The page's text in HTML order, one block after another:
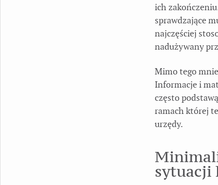
ich
sprawdzające
najczęściej
nadużywany
Mimo tego
Informacje i
często
ramach której
urzędy.
sytuacji